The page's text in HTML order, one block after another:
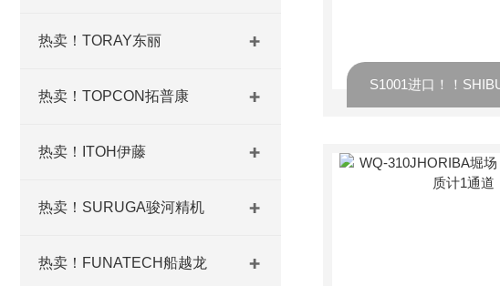
热卖！TORAY东丽
热卖！TOPCON拓普康
热卖！ITOH伊藤
热卖！SURUGA骏河精机
热卖！FUNATECH船越龙